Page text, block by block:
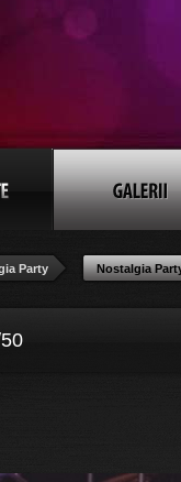
Party Nostalgia